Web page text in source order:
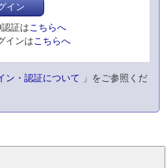
イン
証はこちらへ
インはこちらへ
ン・認証について 」をご参照くだ